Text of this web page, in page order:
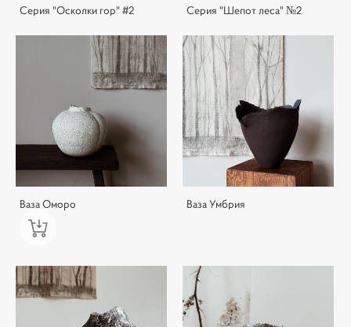
Cерия "Осколки гор" #2 Серия "Шепот леса" №2
Ваза Оморо Ваза Умбрия